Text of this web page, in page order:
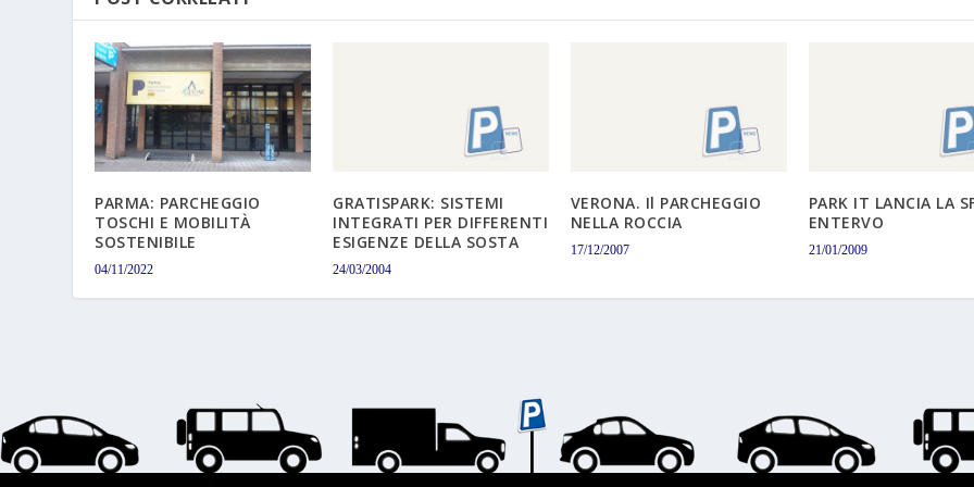
PARMA: PARCHEGGIO
TOSCHI E MOBILITÀ
SOSTENIBILE
04/11/2022
GRATISPARK: SISTEMI
INTEGRATI PER DIFFERENTI
ESIGENZE DELLA SOSTA
24/03/2004
VERONA. Il PARCHEGGIO
NELLA ROCCIA
17/12/2007
PARK IT LANCIA LA
ENTERVO
21/01/2009